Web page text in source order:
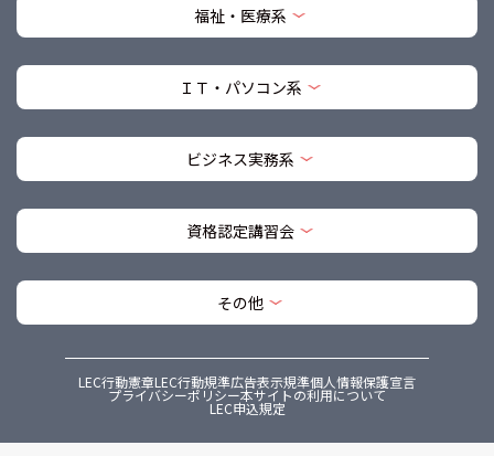
福祉・医療系
ＩＴ・パソコン系
ビジネス実務系
資格認定講習会
その他
LEC行動憲章LEC行動規準広告表示規準個人情報保護宣言
プライバシーポリシー本サイトの利用について
LEC申込規定